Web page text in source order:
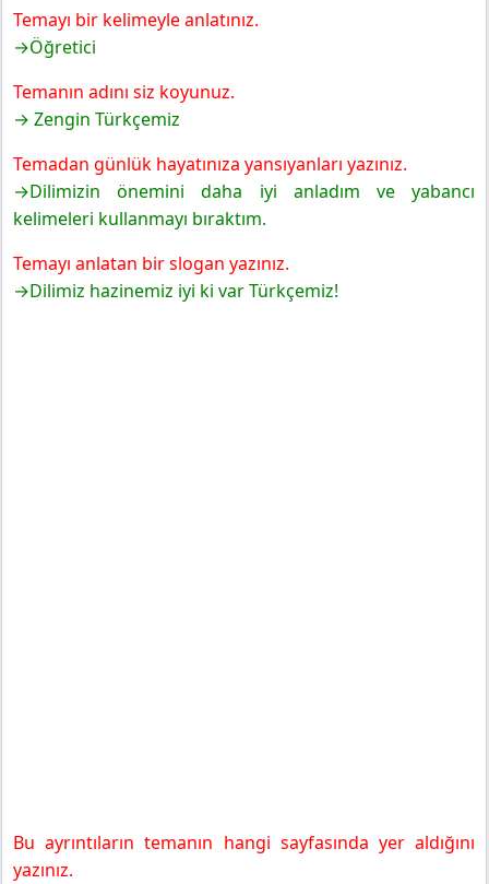
Temayı bir kelimeyle anlatınız.
→Öğretici
Temanın adını siz koyunuz.
→ Zengin Türkçemiz
Temadan günlük hayatınıza yansıyanları yazınız.
→Dilimizin önemini daha iyi anladım ve yabancı
kelimeleri kullanmayı bıraktım.
Temayı anlatan bir slogan yazınız.
→Dilimiz hazinemiz iyi ki var Türkçemiz!
Bu ayrıntıların temanın hangi sayfasında yer aldığını
yazınız.